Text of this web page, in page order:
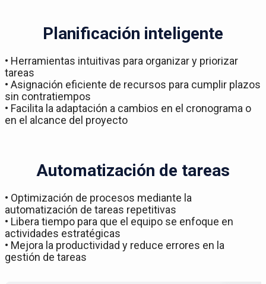
Planificación inteligente
• Herramientas intuitivas para organizar y priorizar
tareas
• Asignación eficiente de recursos para cumplir plazos
sin contratiempos
• Facilita la adaptación a cambios en el cronograma o
en el alcance del proyecto
Automatización de tareas
• Optimización de procesos mediante la
automatización de tareas repetitivas
• Libera tiempo para que el equipo se enfoque en
actividades estratégicas
• Mejora la productividad y reduce errores en la
gestión de tareas